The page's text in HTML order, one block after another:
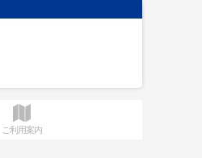
ご利用案内